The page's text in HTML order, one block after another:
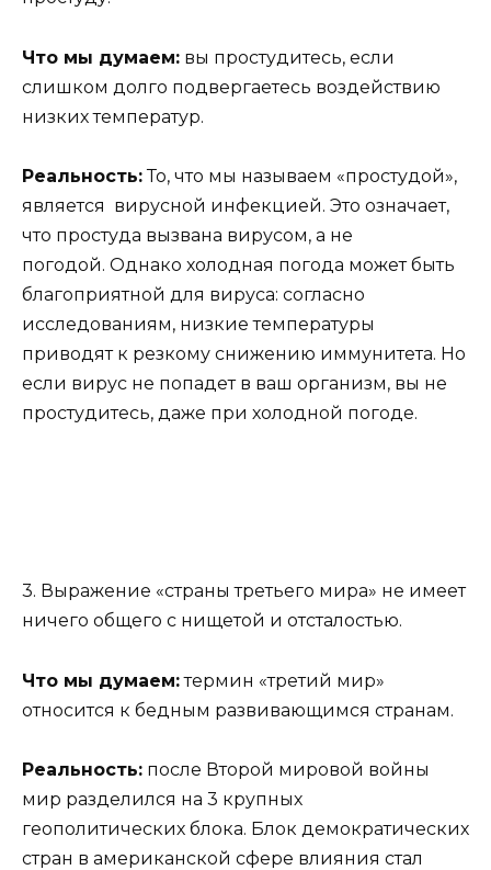
Что мы думаем: вы простудитесь, если
слишком долго подвергаетесь воздействию
низких температур.
Реальность:То, что мы называем «простудой»,
является вирусной инфекцией. Это означает,
что простуда вызвана вирусом, а не
погодой. Однако холодная погода может быть
благоприятной для вируса: согласно
исследованиям, низкие температуры
приводят к резкому снижению иммунитета. Но
если вирус не попадет в ваш организм, вы не
простудитесь, даже при холодной погоде.
3. Выражение «страны третьего мира» не имеет
ничего общего с нищетой и отсталостью.
Что мы думаем:термин «третий мир»
относится к бедным развивающимся странам.
Реальность: после Второй мировой войны
мир разделился на 3 крупных
геополитических блока. Блок демократических
стран в американской сфере влияния стал